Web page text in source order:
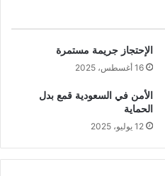
الإحتجاز جريمة مستمرة
16 أغسطس، 2025
الأمن في السعودية قمع بدل
الحماية
12 يوليو، 2025